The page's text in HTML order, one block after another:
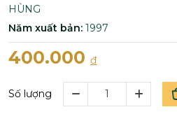
HÙNG
Năm xuất bản: 1997
400.000 đ
Số lượng